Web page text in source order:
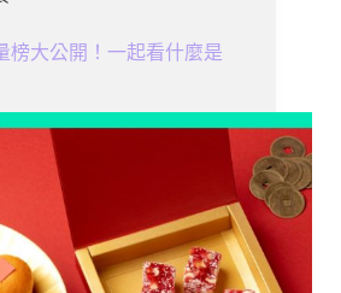
榜大公開！一起看什麼是